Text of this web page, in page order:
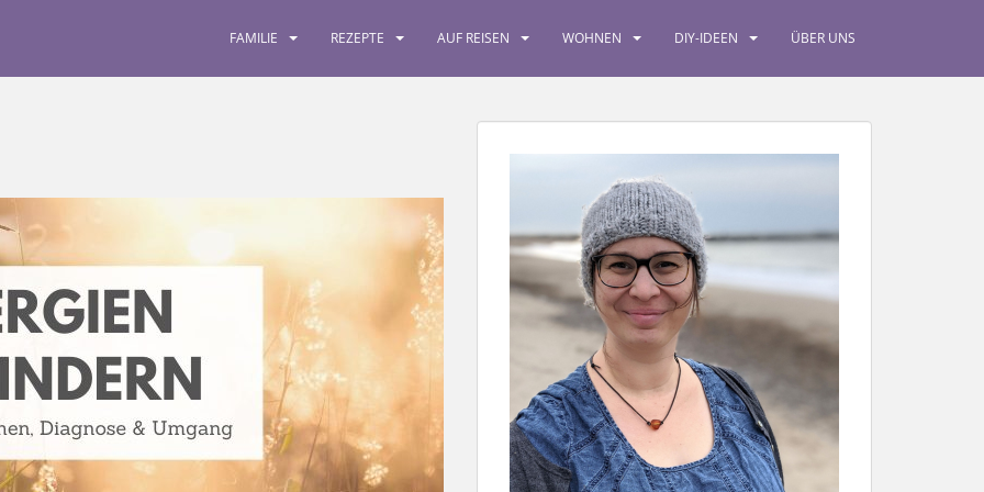
FAMILIE REZEPTE AUF REISEN WOHNEN DIY-IDEEN ÜBER UNS